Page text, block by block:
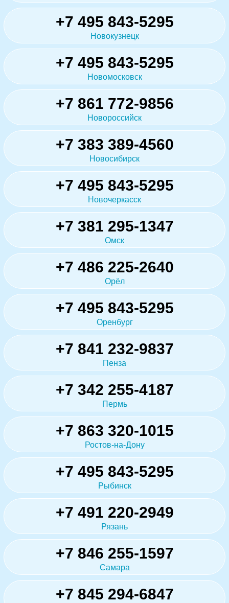
+7 495 843-5295
Новокузнецк
+7 495 843-5295
Новомосковск
+7 861 772-9856
Новороссийск
+7 383 389-4560
Новосибирск
+7 495 843-5295
Новочеркасск
+7 381 295-1347
Омск
+7 486 225-2640
Орёл
+7 495 843-5295
Оренбург
+7 841 232-9837
Пенза
+7 342 255-4187
Пермь
+7 863 320-1015
Ростов-на-Дону
+7 495 843-5295
Рыбинск
+7 491 220-2949
Рязань
+7 846 255-1597
Самара
+7 845 294-6847